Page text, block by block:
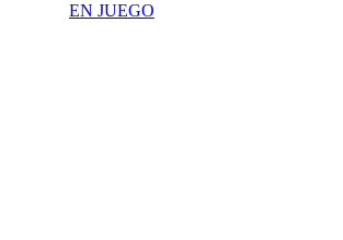
EN JUEGO